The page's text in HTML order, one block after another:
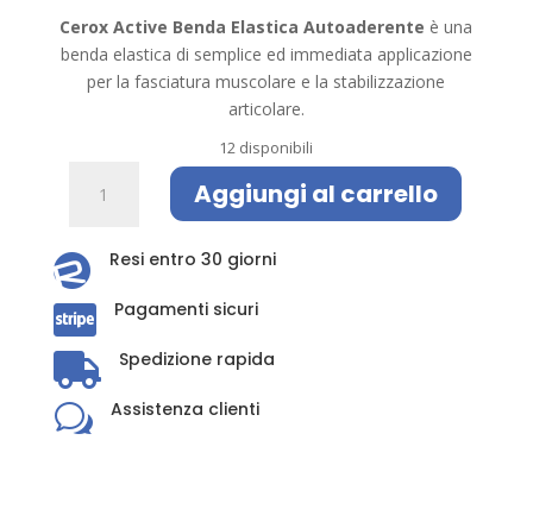
6,80€.5,44€.
Cerox Active Benda Elastica Autoaderente è una
benda elastica di semplice ed immediata applicazione
per la fasciatura muscolare e la stabilizzazione
articolare.
12 disponibili
Active
Elastica
Autoaderente
quantità
Aggiungi al carrello
 Resi entro 30 giorni
 Pagamenti sicuri
 Spedizione rapida
w Assistenza clienti